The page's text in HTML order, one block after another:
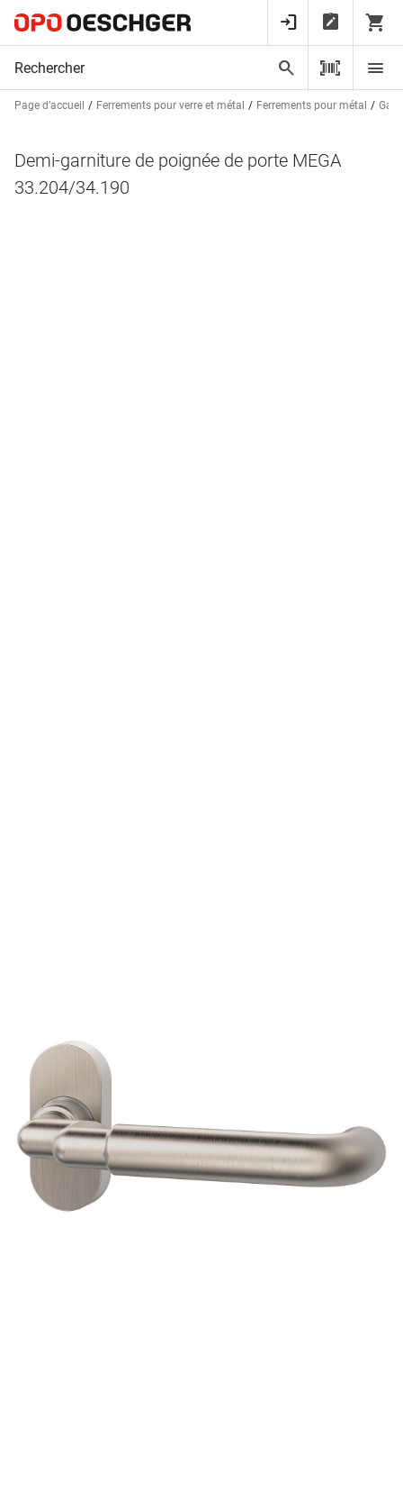
Page d’accueil Ferrements pour verre et métal Ferrements pour métal
Demi-garniture de poignée de porte MEGA
33.204/34.190